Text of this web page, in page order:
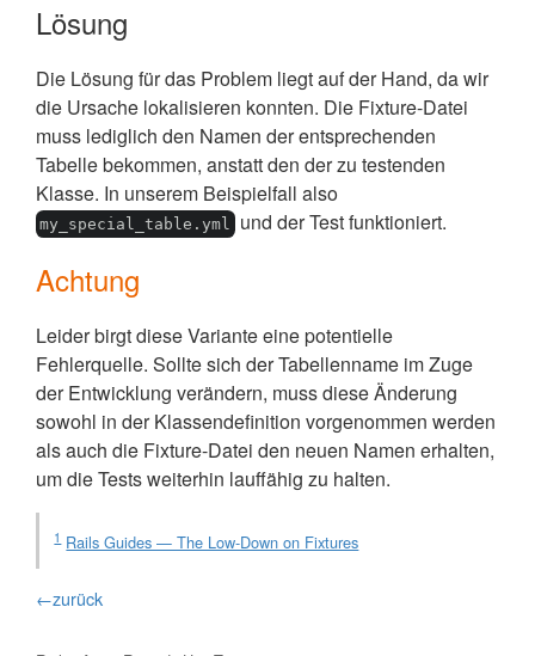
Lösung
Die Lösung für das Problem liegt auf der Hand, da wir
die Ursache lokalisieren konnten. Die Fixture-Datei
muss lediglich den Namen der entsprechenden
Tabelle bekommen, anstatt den der zu testenden
Klasse. In unserem Beispielfall also
my_special_table.yml und der Test funktioniert.
Achtung
Leider birgt diese Variante eine potentielle
Fehlerquelle. Sollte sich der Tabellenname im Zuge
der Entwicklung verändern, muss diese Änderung
sowohl in der Klassendefinition vorgenommen werden
als auch die Fixture-Datei den neuen Namen erhalten,
um die Tests weiterhin lauffähig zu halten.
1 Rails Guides — The Low-Down on Fixtures
←zurück